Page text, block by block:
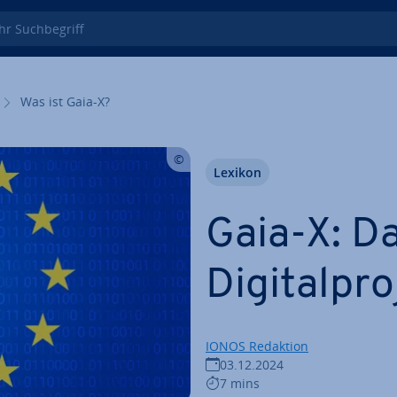
Such­be­griff
Was ist Gaia-X?
Gaia-X:
IONOS Redaktion
03.12.2024
7 mins
Lexikon